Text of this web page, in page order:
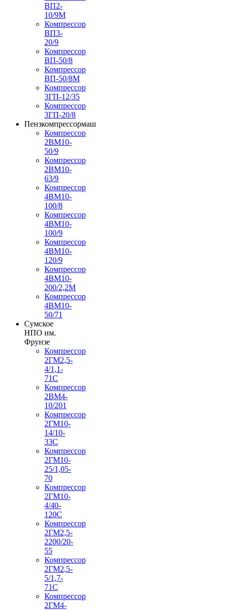
ВП2-
10/9М
Компрессор
ВП3-
20/9
Компрессор
ВП-50/8
Компрессор
ВП-50/8М
Компрессор
3ГП-12/35
Компрессор
3ГП-20/8
Пензкомпрессормаш
Компрессор
2ВМ10-
50/9
Компрессор
2ВМ10-
63/9
Компрессор
4ВМ10-
100/8
Компрессор
4ВМ10-
100/9
Компрессор
4ВМ10-
120/9
Компрессор
4ВМ10-
200/2,2М
Компрессор
4ВМ10-
50/71
Сумское
НПО им.
Фрунзе
Компрессор
2ГМ2,5-
4/1,1-
71С
Компрессор
2ВМ4-
10/201
Компрессор
2ГМ10-
14/10-
33С
Компрессор
2ГМ10-
25/1,05-
70
Компрессор
2ГМ10-
4/40-
120С
Компрессор
2ГМ2,5-
2200/20-
55
Компрессор
2ГМ2,5-
5/1,7-
71С
Компрессор
2ГМ4-